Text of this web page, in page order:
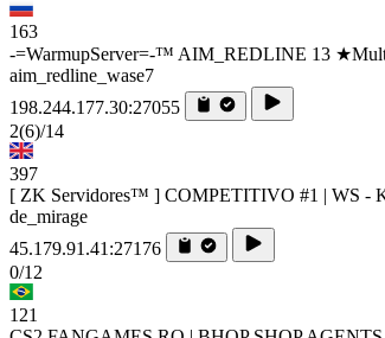
163
-=WarmupServer=-™ AIM_REDLINE 13
aim_redline_wase7
198.244.177.30:27055
2(6)/14
397
[ ZK Servidores™ ] COMPETITIVO #1 | WS -
de_mirage
45.179.91.41:27176
0/12
121